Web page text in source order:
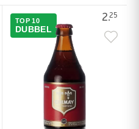
2.25
TOP 10
DUBBEL